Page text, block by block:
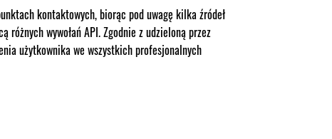
kontaktowych, biorąc pod uwagę kilka źródeł
wywołań API. Zgodnie z udzieloną przez
użytkownika we wszystkich profesjonalnych